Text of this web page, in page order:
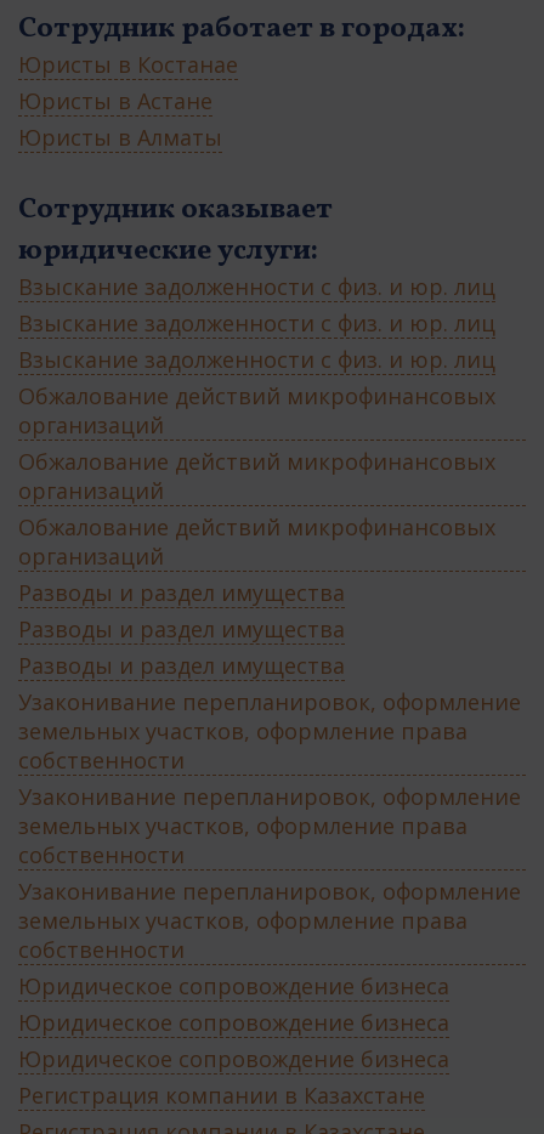
Сотрудник работает в городах:
Юристы в Костанае
Юристы в Астане
Юристы в Алматы
Сотрудник оказывает
юридические услуги:
Взыскание задолженности с физ. и юр. лиц
Взыскание задолженности с физ. и юр. лиц
Взыскание задолженности с физ. и юр. лиц
Обжалование действий микрофинансовых
организаций
Обжалование действий микрофинансовых
организаций
Обжалование действий микрофинансовых
организаций
Разводы и раздел имущества
Разводы и раздел имущества
Разводы и раздел имущества
Узаконивание перепланировок, оформление
земельных участков, оформление права
собственности
Узаконивание перепланировок, оформление
земельных участков, оформление права
собственности
Узаконивание перепланировок, оформление
земельных участков, оформление права
собственности
Юридическое сопровождение бизнеса
Юридическое сопровождение бизнеса
Юридическое сопровождение бизнеса
Регистрация компании в Казахстане